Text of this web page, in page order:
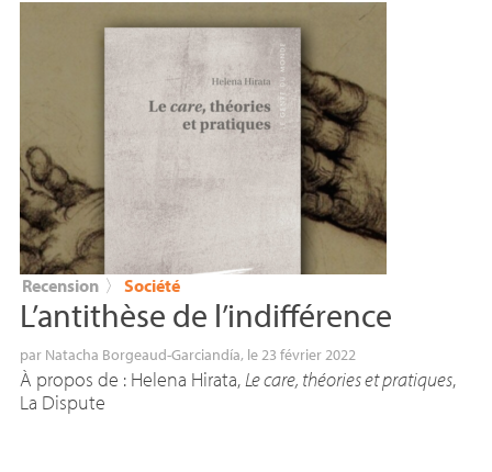
Recension 〉 Société
L’antithèse de l’indifférence
par Natacha Borgeaud-Garciandía, le 23 février 2022
À propos de : Helena Hirata, Le care, théories et pratiques,
La Dispute